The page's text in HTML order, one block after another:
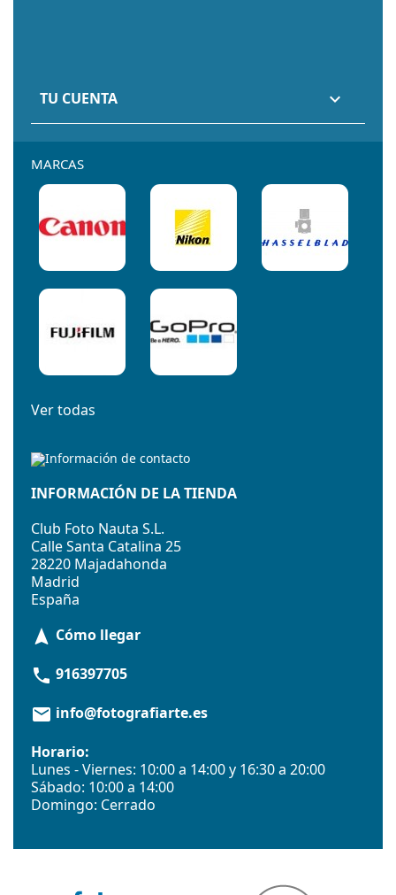
TU CUENTA 
MARCAS
Ver todas
INFORMACIÓN DE LA TIENDA
Club Foto Nauta S.L.
Calle Santa Catalina 25
28220 Majadahonda
Madrid
España
navigation Cómo llegar
phone 916397705
email info@fotografiarte.es
Horario:
Lunes - Viernes: 10:00 a 14:00 y 16:30 a 20:00
Sábado: 10:00 a 14:00
Domingo: Cerrado